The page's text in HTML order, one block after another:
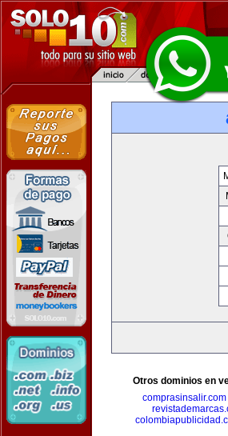
Otros dominios en
comprasinsalir.com